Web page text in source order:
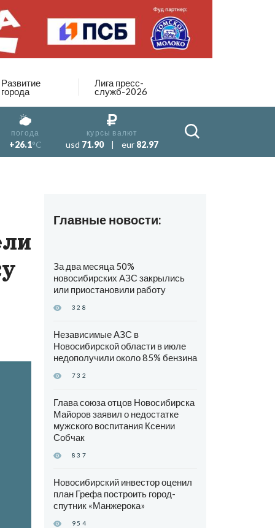
Развитие
города
Лига пресс-
служб-2026
погода
+26.1°C
курсы валют
usd 71.90 | eur 82.97
Главные новости:
За два месяца 50%
новосибирских АЗС закрылись
или приостановили работу
328
Независимые АЗС в
Новосибирской области в июле
недополучили около 85% бензина
732
Глава союза отцов Новосибирска
Майоров заявил о недостатке
мужского воспитания Ксении
Собчак
837
Новосибирский инвестор оценил
план Грефа построить город-
спутник «Манжерока»
954